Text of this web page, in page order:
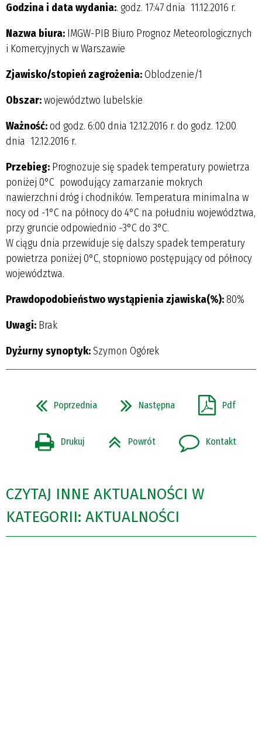
Godzina i data wydania:. godz. 17:47 dnia 11.12.2016 r.
Nazwa biura: IMGW-PIB Biuro Prognoz Meteorologicznych
i Komercyjnych w Warszawie
Zjawisko/stopień zagrożenia:Oblodzenie/1
Obszar:województwo lubelskie
Ważność:od godz. 6:00 dnia 12.12.2016 r. do godz. 12:00
dnia 12.12.2016 r.
Przebieg: Prognozuje się spadek temperatury powietrza
poniżej 0°C powodujący zamarzanie mokrych
nawierzchni dróg i chodników. Temperatura minimalna w
nocy od -1°C na północy do 4°C na południu województwa,
przy gruncie odpowiednio -3°C do 3°C.
W ciągu dnia przewiduje się dalszy spadek temperatury
powietrza poniżej 0°C, stopniowo postępujący od północy
województwa.
Prawdopodobieństwo wystąpienia zjawiska(%): 80%
Uwagi: Brak
Dyżurny synoptyk:Szymon Ogórek
Poprzednia Następna Pdf
Drukuj Powrót Kontakt
CZYTAJ INNE AKTUALNOŚCI W
KATEGORII: AKTUALNOŚCI